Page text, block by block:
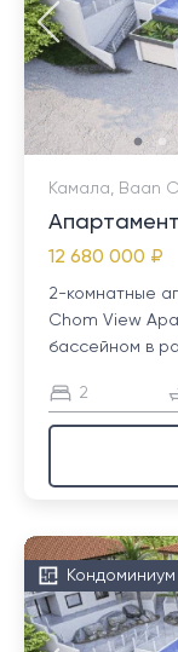
Камала, Baan
12 680 000 ₽
2-комнатные
Chom View
бассейном в
2
Кондоминиум